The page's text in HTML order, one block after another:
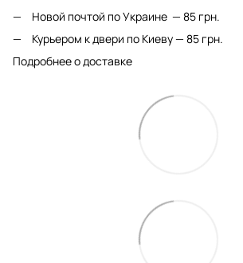
Новой почтой по Украине — 85 грн.
Курьером к двери по Киеву — 85 грн.
Подробнее о доставке